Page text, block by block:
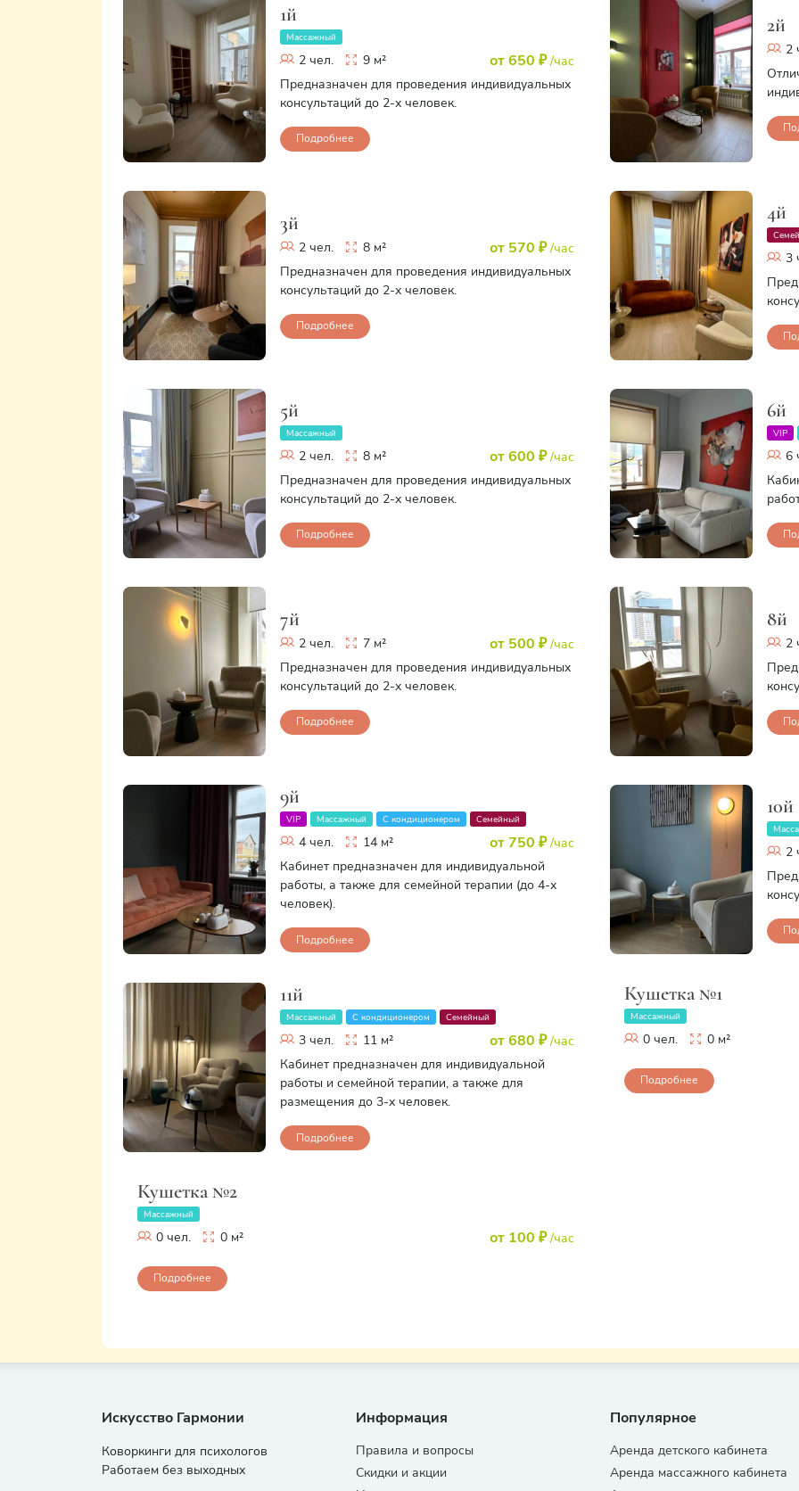
1й
Массажный
2 чел. 9 м² от 650 ₽/час
Предназначен для проведения индивидуальных
консультаций до 2-х человек.
Подробнее
2й
2
3й
2 чел. 8 м² от 570 ₽/час
Предназначен для проведения индивидуальных
консультаций до 2-х человек.
Подробнее
4й
3
5й
Массажный
2 чел. 8 м² от 600 ₽/час
Предназначен для проведения индивидуальных
консультаций до 2-х человек.
Подробнее
6й
VIP
6
7й
2 чел. 7 м² от 500 ₽/час
Предназначен для проведения индивидуальных
консультаций до 2-х человек.
Подробнее
8й
2
9й
VIP Массажный С кондиционером Семейный
4 чел. 14 м² от 750 ₽/час
Кабинет предназначен для индивидуальной
работы, а также для семейной терапии (до 4-х
человек).
Подробнее
10й
2
11й
Массажный С кондиционером Семейный
3 чел. 11 м² от 680 ₽/час
Кабинет предназначен для индивидуальной
работы и семейной терапии, а также для
размещения до 3-х человек.
Подробнее
Кушетка №1
Массажный
0 чел. 0 м²
Подробнее
Кушетка №2
Массажный
0 чел. 0 м² от 100 ₽/час
Подробнее
Искусство Гармонии
Коворкинги для психологов
Работаем без выходных
Информация
Правила и вопросы
Скидки и акции
Популярное
Аренда детского кабинета
Аренда массажного кабинета